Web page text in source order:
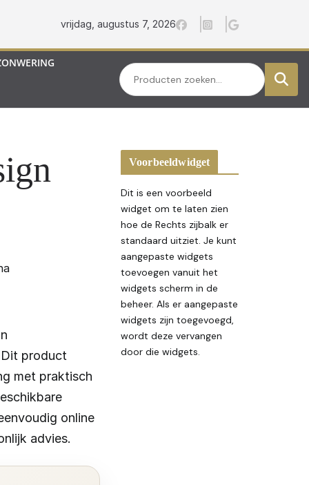
vrijdag, augustus 7, 2026
Zoeken
product
met praktisch
online
advies.
Voorbeeldwidget
Dit is een voorbeeld
widget om te laten zien
hoe de Rechts zijbalk er
standaard uitziet. Je kunt
aangepaste widgets
toevoegen vanuit het
widgets scherm in de
beheer. Als er aangepaste
widgets zijn toegevoegd,
wordt deze vervangen
door die widgets.